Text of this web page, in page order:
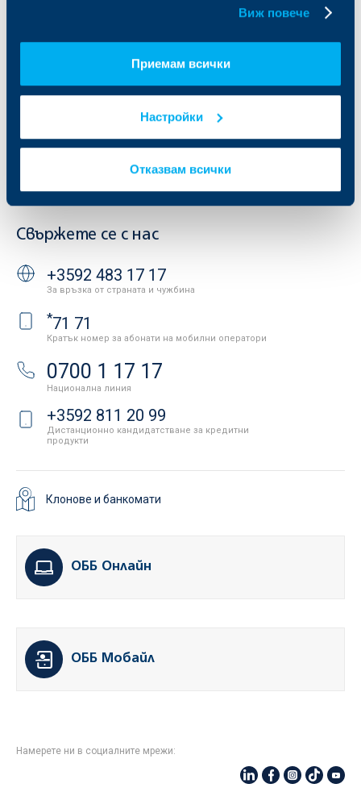
Виж повече
Приемам всички
Настройки
Отказвам всички
Тарифи и общи условия
Кариери
ОББ Пенсионно осигуряване
Продажба на имоти
Условия за ползване на сайта
Бисквитки
Свържете се с нас
+3592 483 17 17
За връзка от страната и чужбина
*71 71
Кратък номер за абонати на мобилни оператори
0700 1 17 17
Национална линия
+3592 811 20 99
Дистанционно кандидатстване за кредитни
продукти
Клонове и банкомати
ОББ Онлайн
ОББ Мобайл
Намерете ни в социалните мрежи: